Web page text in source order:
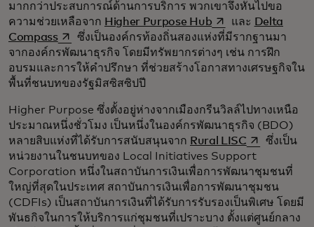
มากกว่าประสบการณ์ด้านการบริการ พวกเขาจึงหันไปขอ
ความช่วยเหลือจาก Higher Purpose Hubopens in a new tab
และ Delta
Compassopens in a new tab
ซึ่งเป็นองค์กรท้องถิ่นสองแห่งที่มีรากฐานมา
จากองค์กรพัฒนาธุรกิจ โดยมีทรัพยากรต่างๆ เช่น การฝึก
อบรมและการให้คำปรึกษา ที่ช่วยสร้างโอกาสทางเศรษฐกิจใน
พื้นที่ชนบทของรัฐมิสซิสซิปปี
Higher Purpose ซึ่งตั้งอยู่ห่างจากเมืองกรีนวิลล์ไปทางเหนือ
ประมาณหนึ่งชั่วโมง เป็นหนึ่งในองค์กรพัฒนาธุรกิจ (BDO)
หลายสิบแห่งที่ได้รับการสนับสนุนจาก Rural LISCopens in a
ซึ่งเป็น
หน่วยงานในชนบทของ Local Initiatives Support
Corporation หนึ่งในสถาบันการเงินเพื่อการพัฒนาชุมชนที่
ใหญ่ที่สุดในประเทศ สถาบันการเงินเพื่อการพัฒนาชุมชน
(CDFIs) เป็นสถาบันการเงินที่ได้รับการรับรองเป็นพิเศษ โดยมี
พันธกิจในการให้บริการแก่ชุมชนที่เปราะบาง ตั้งแต่ศูนย์กลาง